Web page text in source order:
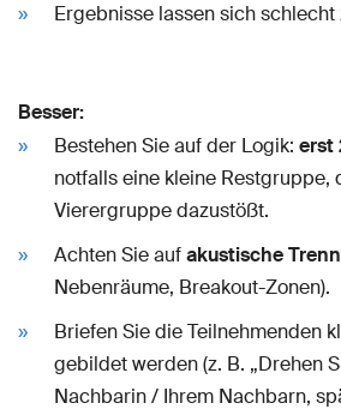
Ergebnisse lassen sich schlecht
Besser:
Bestehen Sie auf der Logik: erst
notfalls eine kleine Restgruppe,
Vierergruppe dazustößt.
Achten Sie aufakustische
Nebenräume, Breakout-Zonen).
Briefen Sie die Teilnehmenden
gebildet werden (z. B. „Drehen
Nachbarin / Ihrem Nachbarn,